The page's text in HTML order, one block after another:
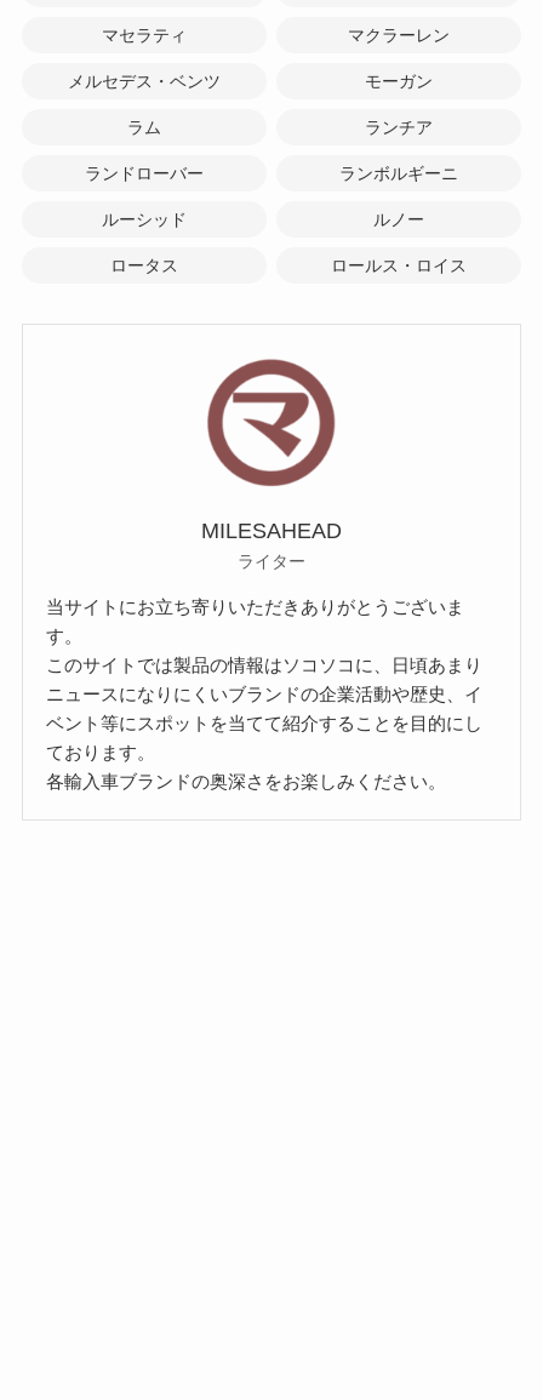
マセラティ マクラーレン
メルセデス・ベンツ モーガン
ラム ランチア
ランドローバー ランボルギーニ
ルーシッド ルノー
ロータス ロールス・ロイス
MILESAHEAD
ライター
当サイトにお立ち寄りいただきありがとうございま
す。
このサイトでは製品の情報はソコソコに、日頃あまり
ニュースになりにくいブランドの企業活動や歴史、イ
ベント等にスポットを当てて紹介することを目的にし
ております。
各輸入車ブランドの奥深さをお楽しみください。